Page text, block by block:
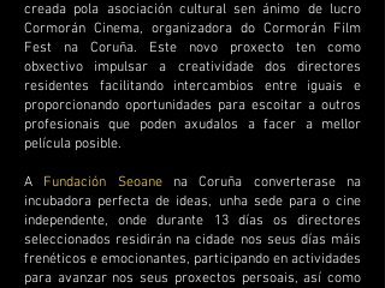
creada pola asociación cultural sen ánimo de lucro
Cormorán Cinema, organizadora do Cormorán Film
Fest na Coruña. Este novo proxecto ten como
obxectivo impulsar a creatividade dos directores
residentes facilitando intercambios entre iguais e
proporcionando oportunidades para escoitar a outros
profesionais que poden axudalos a facer a mellor
película posible.
A Fundación Seoanena Coruña converterase na
incubadora perfecta de ideas, unha sede para o cine
independente, onde durante 13 días os directores
seleccionados residirán na cidade nos seus días máis
frenéticos e emocionantes, participando en actividades
para avanzar nos seus proxectos persoais, así como